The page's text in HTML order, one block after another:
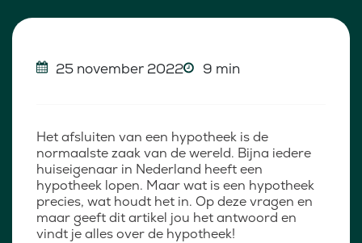
25 november 2022 9 min
Het afsluiten van een hypotheek is de
normaalste zaak van de wereld. Bijna iedere
huiseigenaar in Nederland heeft een
hypotheek lopen. Maar wat is een hypotheek
precies, wat houdt het in. Op deze vragen en
maar geeft dit artikel jou het antwoord en
vindt je alles over de hypotheek!